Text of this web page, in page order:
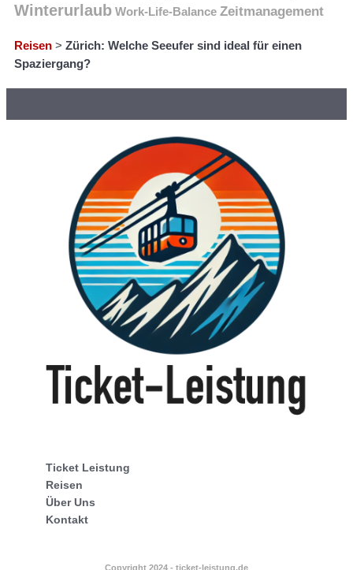
Winterurlaub Work-Life-Balance Zeitmanagement
Reisen > Zürich: Welche Seeufer sind ideal für einen
Spaziergang?
Ticket Leistung
Reisen
Über Uns
Kontakt
Copyright 2024 - ticket-leistung.de